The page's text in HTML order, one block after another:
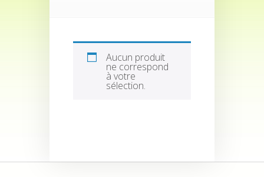
Aucun produit
ne correspond
à votre
sélection.